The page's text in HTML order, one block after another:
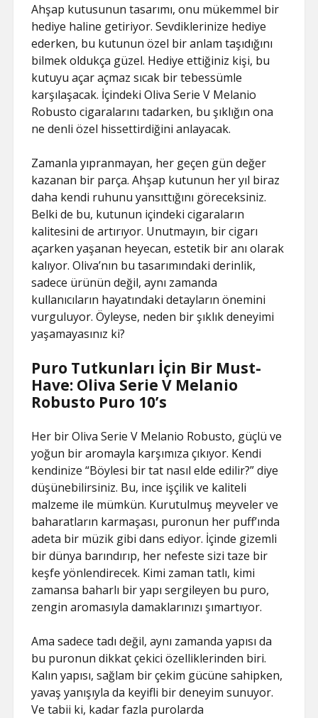
Ahşap kutusunun tasarımı, onu mükemmel bir
hediye haline getiriyor. Sevdiklerinize hediye
ederken, bu kutunun özel bir anlam taşıdığını
bilmek oldukça güzel. Hediye ettiğiniz kişi, bu
kutuyu açar açmaz sıcak bir tebessümle
karşılaşacak. İçindeki Oliva Serie V Melanio
Robusto cigaralarını tadarken, bu şıklığın ona
ne denli özel hissettirdiğini anlayacak.
Zamanla yıpranmayan, her geçen gün değer
kazanan bir parça. Ahşap kutunun her yıl biraz
daha kendi ruhunu yansıttığını göreceksiniz.
Belki de bu, kutunun içindeki cigaraların
kalitesini de artırıyor. Unutmayın, bir cigarı
açarken yaşanan heyecan, estetik bir anı olarak
kalıyor. Oliva’nın bu tasarımındaki derinlik,
sadece ürünün değil, aynı zamanda
kullanıcıların hayatındaki detayların önemini
vurguluyor. Öyleyse, neden bir şıklık deneyimi
yaşamayasınız ki?
Puro Tutkunları İçin Bir Must-
Have: Oliva Serie V Melanio
Robusto Puro 10’s
Her bir Oliva Serie V Melanio Robusto, güçlü ve
yoğun bir aromayla karşımıza çıkıyor. Kendi
kendinize “Böylesi bir tat nasıl elde edilir?” diye
düşünebilirsiniz. Bu, ince işçilik ve kaliteli
malzeme ile mümkün. Kurutulmuş meyveler ve
baharatların karmaşası, puronun her puff’ında
adeta bir müzik gibi dans ediyor. İçinde gizemli
bir dünya barındırıp, her nefeste sizi taze bir
keşfe yönlendirecek. Kimi zaman tatlı, kimi
zamansa baharlı bir yapı sergileyen bu puro,
zengin aromasıyla damaklarınızı şımartıyor.
Ama sadece tadı değil, aynı zamanda yapısı da
bu puronun dikkat çekici özelliklerinden biri.
Kalın yapısı, sağlam bir çekim gücüne sahipken,
yavaş yanışıyla da keyifli bir deneyim sunuyor.
Ve tabii ki, kadar fazla purolarda